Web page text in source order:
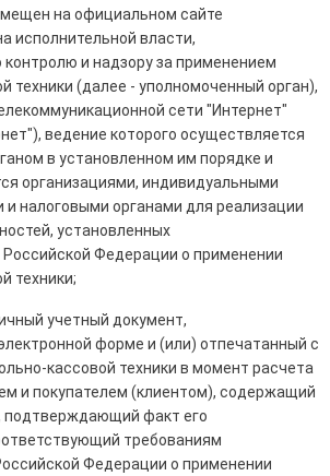
на официальном сайте
исполнительной власти,
контролю и надзору за применением
техники (далее - уполномоченный орган),
сети "Интернет"
ведение которого осуществляется
в установленном им порядке и
организациями, индивидуальными
налоговыми органами для реализации
установленных
Федерации о применении
техники;
учетный документ,
форме и (или) отпечатанный с
кассовой техники в момент расчета
и покупателем (клиентом), содержащий
подтверждающий факт его
требованиям
Федерации о применении